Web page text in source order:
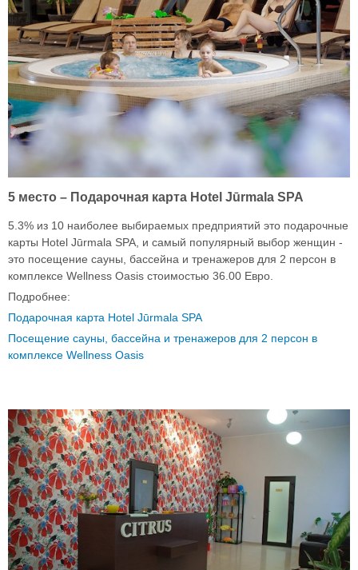
5 место – Подарочная карта Hotel Jūrmala SPA
5.3% из 10 наиболее выбираемых предприятий это подарочные
карты Hotel Jūrmala SPA, и самый популярный выбор женщин -
это посещение сауны, бассейна и тренажеров для 2 персон в
комплексе Wellness Oasis стоимостью 36.00 Евро.
Подробнее:
Подарочная карта Hotel Jūrmala SPA
Посещение сауны, бассейна и тренажеров для 2 персон в
комплексе Wellness Oasis